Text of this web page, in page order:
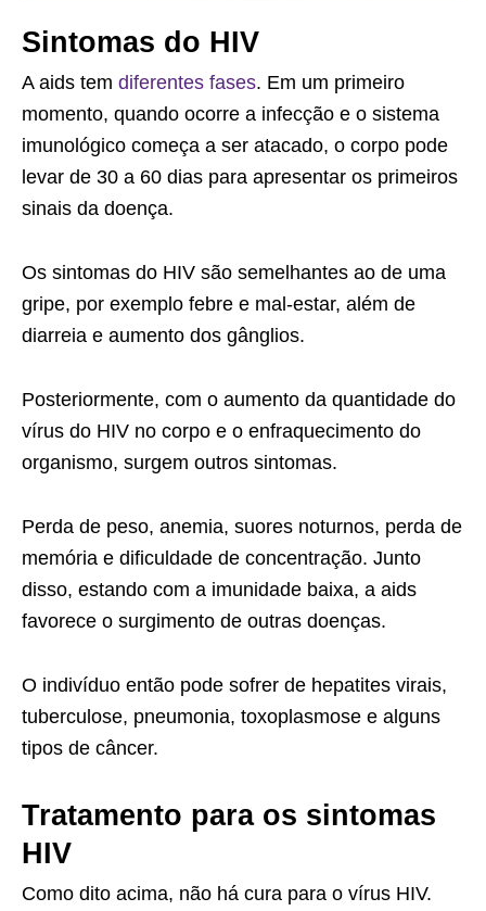
Sintomas do HIV
A aids tem diferentes fases. Em um primeiro
momento, quando ocorre a infecção e o sistema
imunológico começa a ser atacado, o corpo pode
levar de 30 a 60 dias para apresentar os primeiros
sinais da doença.
Os sintomas do HIV são semelhantes ao de uma
gripe, por exemplo febre e mal-estar, além de
diarreia e aumento dos gânglios.
Posteriormente, com o aumento da quantidade do
vírus do HIV no corpo e o enfraquecimento do
organismo, surgem outros sintomas.
Perda de peso, anemia, suores noturnos, perda de
memória e dificuldade de concentração. Junto
disso, estando com a imunidade baixa, a aids
favorece o surgimento de outras doenças.
O indivíduo então pode sofrer de hepatites virais,
tuberculose, pneumonia, toxoplasmose e alguns
tipos de câncer.
Tratamento para os sintomas
HIV
Como dito acima, não há cura para o vírus HIV.